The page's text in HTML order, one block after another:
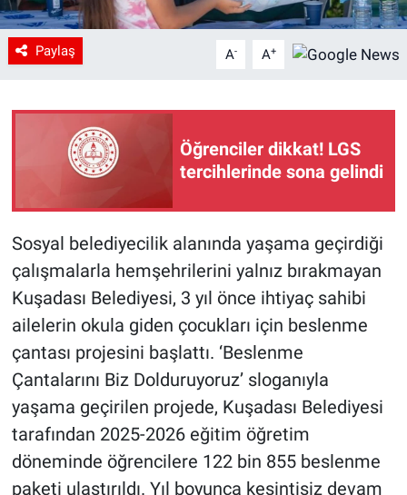
Paylaş A- A+
Öğrenciler dikkat! LGS
tercihlerinde sona gelindi
Sosyal belediyecilik alanında yaşama geçirdiği
çalışmalarla hemşehrilerini yalnız bırakmayan
Kuşadası Belediyesi, 3 yıl önce ihtiyaç sahibi
ailelerin okula giden çocukları için beslenme
çantası projesini başlattı. ‘Beslenme
Çantalarını Biz Dolduruyoruz’ sloganıyla
yaşama geçirilen projede, Kuşadası Belediyesi
tarafından 2025-2026 eğitim öğretim
döneminde öğrencilere 122 bin 855 beslenme
paketi ulaştırıldı. Yıl boyunca kesintisiz devam